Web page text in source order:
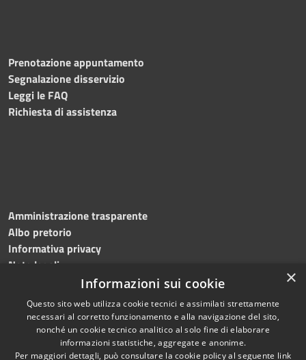
Prenotazione appuntamento
Segnalazione disservizio
Leggi le FAQ
Richiesta di assistenza
Amministrazione trasparente
Albo pretorio
Informativa privacy
Note legali
Dichiarazione di accessibilità
Copyright © 2026 • Comune di
×
Informazioni sui cookie
Questo sito web utilizza cookie tecnici e assimilati strettamente
necessari al corretto funzionamento e alla navigazione del sito,
nonché un cookie tecnico analitico al solo fine di elaborare
informazioni statistiche, aggregate e anonime.
Per maggiori dettagli, può consultare la cookie policy al seguente link